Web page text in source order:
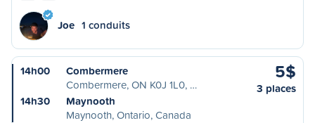
Joe 1 conduits
14h00
Combermere
Combermere, ON K0J 1L0, …
14h30
Maynooth
Maynooth, Ontario, Canada
5$
3 places